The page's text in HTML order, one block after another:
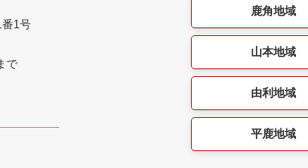
1号
で
鹿角地域
山本地域
由利地域
平鹿地域